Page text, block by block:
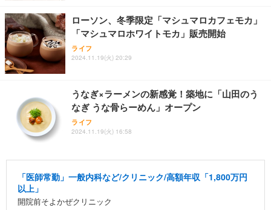
ローソン、冬季限定「マシュマロカフェモカ」
「マシュマロホワイトモカ」販売開始
ライフ
2024.11.19(火) 20:29
うなぎ×ラーメンの新感覚！築地に「山田のう
なぎ うな骨らーめん」オープン
ライフ
2024.11.19(火) 16:58
「医師常勤」一般内科など/クリニック/高額年収「1,800万円
以上」
開院前そよかぜクリニック